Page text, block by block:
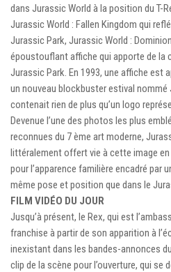
dans Jurassic World à la position du T-
Jurassic World : Fallen Kingdom qui
Jurassic Park, Jurassic World :
époustouflant affiche qui apporte de la
Jurassic Park. En 1993, une affiche est
un nouveau blockbuster estival
contenait rien de plus qu’un logo
Devenue l’une des photos les plus
reconnues du 7 ème art moderne,
littéralement offert vie à cette image
pour l’apparence familière encadré par
même pose et position que dans le
FILM VIDÉO DU JOUR
Jusqu’à présent, le Rex, qui est
franchise à partir de son apparition à
inexistant dans les bandes-annonces
clip de la scène pour l’ouverture, qui se